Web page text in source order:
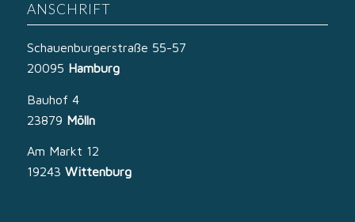
ANSCHRIFT
Schauenburgerstraße 55-57
20095 Hamburg
Bauhof 4
23879 Mölln
Am Markt 12
19243 Wittenburg